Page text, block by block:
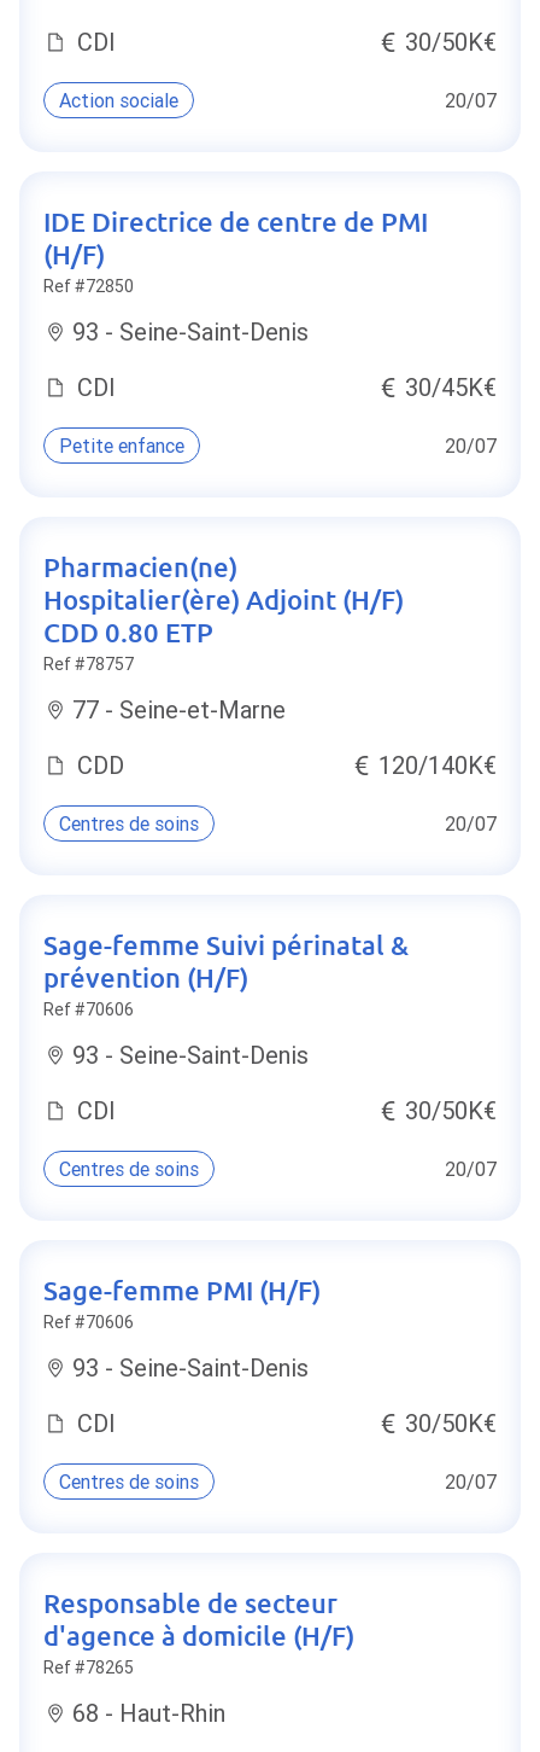
CDI
30/50K€
Action sociale 20/07
IDE Directrice de centre de PMI
(H/F)
Ref #72850
93 - Seine-Saint-Denis
CDI
30/45K€
Petite enfance 20/07
Pharmacien(ne)
Hospitalier(ère) Adjoint (H/F)
CDD 0.80 ETP
Ref #78757
77 - Seine-et-Marne
CDD
120/140K€
Centres de soins 20/07
Sage-femme Suivi périnatal &
prévention (H/F)
Ref #70606
93 - Seine-Saint-Denis
CDI
30/50K€
Centres de soins 20/07
Sage-femme PMI (H/F)
Ref #70606
93 - Seine-Saint-Denis
CDI
30/50K€
Centres de soins 20/07
Responsable de secteur
d'agence à domicile (H/F)
Ref #78265
68 - Haut-Rhin